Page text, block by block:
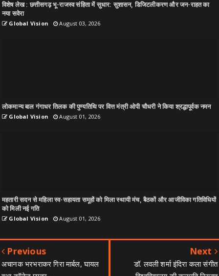
विशेष लेख : छत्तीसगढ़ भू-राजस्व संहिता में सुधार: सुशासन, डिजिटलीकरण और जन-राहत का
नया सवेरा
Global Vision August 03, 2026
लोकमान्य बाल गंगाधर तिलक की पुण्यतिथि पर वित्त मंत्री ओपी चौधरी ने किया श्रद्धापूर्वक नमन
Global Vision August 01, 2026
महतारी सदन से महिला स्व-सहायता समूहों को मिला स्थायी मंच, बैठकों और आजीविका गतिविधियों
को मिली नई गति
Global Vision August 01, 2026
Previous
अचानक भरभराकर गिरा मार्बल, घायल
Next
डॉ. लवली शर्मा इंदिरा कला संगीत